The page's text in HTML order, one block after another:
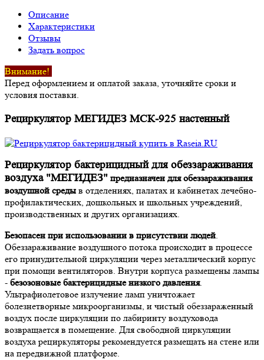
Описание
Характеристики
Отзывы
Задать вопрос
Внимание!
Перед оформлением и оплатой заказа, уточняйте сроки и
условия поставки.
Рециркулятор МЕГИДЕЗ МСК-925 настенный
Рециркулятор бактерицидный для обеззараживания
воздуха "МЕГИДЕЗ" предназначен для обеззараживания
воздушной среды в отделениях, палатах и кабинетах лечебно-
профилактических, дошкольных и школьных учреждений,
производственных и других организациях.
Безопасен при использовании в присутствии людей.
Обеззараживание воздушного потока происходит в процессе
его принудительной циркуляции через металлический корпус
при помощи вентиляторов. Внутри корпуса размещены лампы
- безозоновые бактерицидные низкого давления.
Ультрафиолетовое излучение ламп уничтожает
болезнетворные микроорганизмы, и чистый обеззараженный
воздух после циркуляции по лабиринту воздуховода
возвращается в помещение. Для свободной циркуляции
воздуха рециркуляторы рекомендуется размещать на стене или
на передвижной платформе.